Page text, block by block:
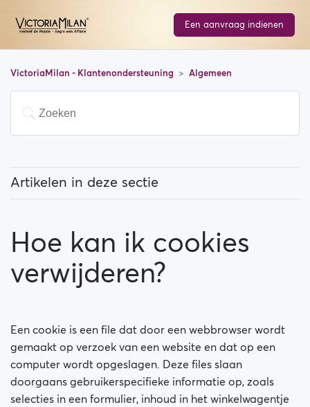
Een aanvraag indienen
VictoriaMilan - Klantenondersteuning Algemeen
Artikelen in deze sectie
Hoe kan ik mijn locatie wijzigen en hoe werkt dat?
Wat betekent 'Blokkeer lid'?
Hoe deblokkeer ik een persoon?
Ik ondervind problemen met de site. Wat moet ik
doen?
Hoe kan ik cookies
verwijderen?
Een cookie is een file dat door een webbrowser wordt
gemaakt op verzoek van een website en dat op een
computer wordt opgeslagen. Deze files slaan
doorgaans gebruikerspecifieke informatie op, zoals
selecties in een formulier, inhoud in het winkelwagentje